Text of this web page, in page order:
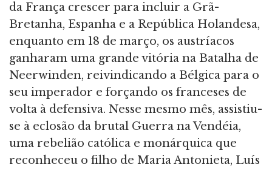
da França crescer para incluir a Grã-
Bretanha, Espanha e a República Holandesa,
enquanto em 18 de março, os austríacos
ganharam uma grande vitória na Batalha de
Neerwinden, reivindicando a Bélgica para o
seu imperador e forçando os franceses de
volta à defensiva. Nesse mesmo mês, assistiu-
se à eclosão da brutal Guerra na Vendéia,
uma rebelião católica e monárquica que
reconheceu o filho de Maria Antonieta, Luís